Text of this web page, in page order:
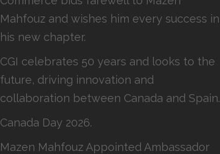
Mahfouz and wishes him every success in
his new chapter.
CGI celebrates 50 years and looks to the
future, driving innovation and
collaboration between Canada and Spain.
Canada Day 2026.
Mazen Mahfouz Appointed Ambassador